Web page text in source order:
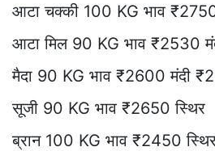
आटा चक्की 100 KG भाव
आटा मिल 90 KG भाव ₹2530
मैदा 90 KG भाव ₹2600 मंदी
सूजी 90 KG भाव ₹2650 स्थिर
ब्रान 100 KG भाव ₹2450